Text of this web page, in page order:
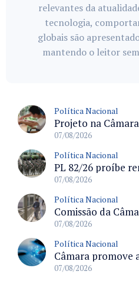
relevantes da
tecnologia,
globais são
mantendo o leitor
Política Nacional
07/08/2026
Política Nacional
07/08/2026
Política Nacional
07/08/2026
Política Nacional
07/08/2026